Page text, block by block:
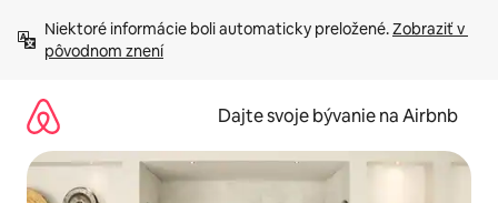
obsah.
Niektoré informácie boli automaticky preložené. Zobraziť v
pôvodnom znení
Dajte svoje bývanie na Airbnb